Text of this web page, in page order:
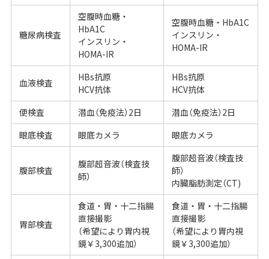
糖尿病検査
空腹時血糖・
HbA1C
インスリン・
HOMA-IR
空腹時血糖・HbA1C
インスリン・
HOMA-IR
血液検査
HBs抗原
HCV抗体
HBs抗原
HCV抗体
便検査
潜血（免疫法）2日
潜血（免疫法）2日
眼底検査
眼底カメラ 眼底カメラ
腹部検査
腹部超音波（検査技
師）
腹部超音波（検査技
師）
内臓脂肪測定（CT)
胃部検査
食道・胃・十二指腸
直接撮影
（希望により胃内視
鏡￥3,300追加）
食道・胃・十二指腸
直接撮影
（希望により胃内視
鏡￥3,300追加）